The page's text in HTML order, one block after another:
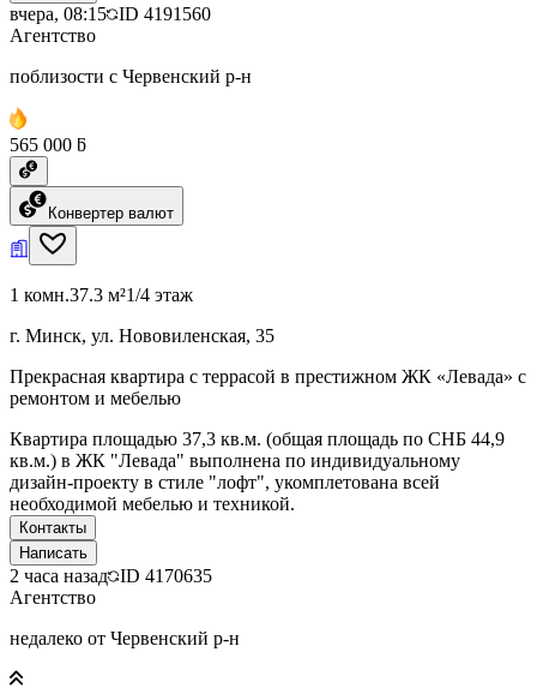
вчера, 08:15 ID 4191560
Агентство
поблизости с Червенский р-н
565 000 ƃ
Конвертер валют
1 комн.37.3 м²1/4 этаж
г. Минск, ул. Нововиленская, 35
Прекрасная квартира с террасой в престижном ЖК «Левада» с
ремонтом и мебелью
Квартира площадью 37,3 кв.м. (общая площадь по СНБ 44,9
кв.м.) в ЖК "Левада" выполнена по индивидуальному
дизайн-проекту в стиле "лофт", укомплетована всей
необходимой мебелью и техникой.
Контакты
Написать
2 часа назад ID 4170635
Агентство
недалеко от Червенский р-н